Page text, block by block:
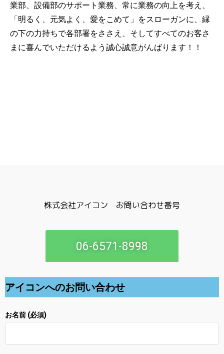
業部、設備部のサポート業務、常に業務の向上を考え、
「明るく、元気よく、愛をこめて」をスローガンに、縁
の下の力持ちで各部署をささえ、そしてすべてのお客さ
まに喜んでいただけるよう誠心誠意がんばります！！
株式会社アイコン お問い合わせ番号
06-6571-8998
アイコンへのお問い合わせ
お名前 (必須)